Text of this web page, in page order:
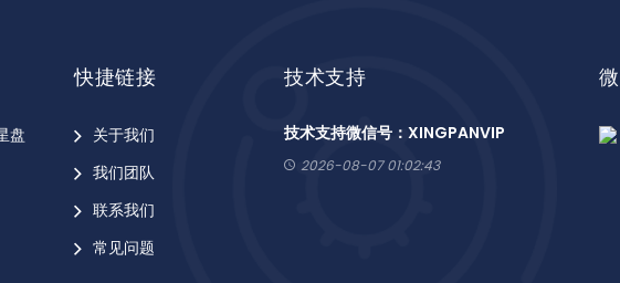
盘
快捷链接
关于我们
我们团队
联系我们
常见问题
技术支持
技术支持微信号：XINGPANVIP
2026-08-07 01:02:43